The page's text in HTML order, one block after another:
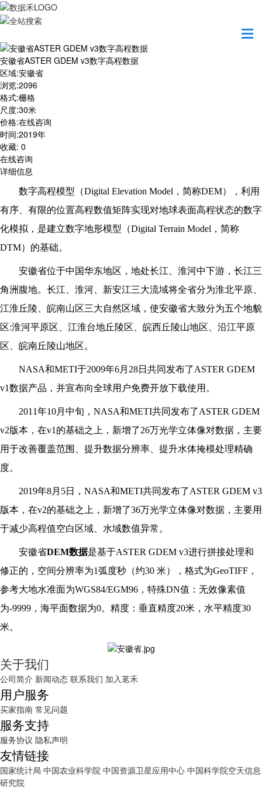
安徽省ASTER GDEM v3数字高程数据
区域:安徽省
浏览:2096
格式:栅格
尺度:30米
价格:在线咨询
时间:2019年
收藏: 0
在线咨询
详细信息
数字高程模型（Digital Elevation Model，简称DEM），利用
有序、有限的位置高程数值矩阵实现对地球表面高程状态的数字
化模拟，是建立数字地形模型（Digital Terrain Model，简称
DTM）的基础。
安徽省位于中国华东地区，地处长江、淮河中下游，长江三
角洲腹地。长江、淮河、新安江三大流域将全省分为淮北平原、
江淮丘陵、皖南山区三大自然区域，使安徽省大致分为五个地貌
区:淮河平原区、江淮台地丘陵区、皖西丘陵山地区、沿江平原
区、皖南丘陵山地区。
NASA和METI于2009年6月28日共同发布了ASTER GDEM
v1数据产品，并宣布向全球用户免费开放下载使用。
2011年10月中旬，NASA和METI共同发布了ASTER GDEM
v2版本，在v1的基础之上，新增了26万光学立体像对数据，主要
用于改善覆盖范围、提升数据分辨率、提升水体掩模处理精确
度。
2019年8月5日，NASA和METI共同发布了ASTER GDEM v3
版本，在v2的基础之上，新增了36万光学立体像对数据，主要用
于减少高程值空白区域、水域数值异常。
安徽省DEM数据是基于ASTER GDEM v3进行拼接处理和
修正的，空间分辨率为1弧度秒（约30 米），格式为GeoTIFF，
参考大地水准面为WGS84/EGM96，特殊DN值：无效像素值
为-9999，海平面数据为0。精度：垂直精度20米，水平精度30
米。
关于我们
公司简介 新闻动态 联系我们 加入茗禾
用户服务
买家指南 常见问题
服务支持
服务协议 隐私声明
友情链接
国家统计局 中国农业科学院 中国资源卫星应用中心 中国科学院空天信息
研究院